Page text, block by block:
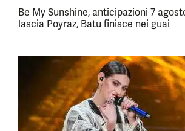
Be My Sunshine, anticipazioni 7
lascia Poyraz, Batu finisce nei guai